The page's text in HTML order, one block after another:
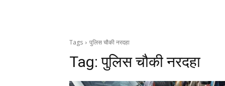
Tags पुलिस चौकी नरदहा
Tag:पुलिस चौकी नरदहा